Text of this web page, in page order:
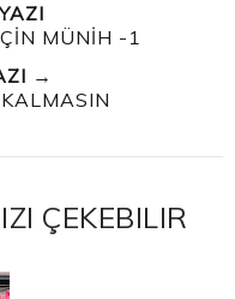
MÜNİH -1
→
ÇEKEBILIR